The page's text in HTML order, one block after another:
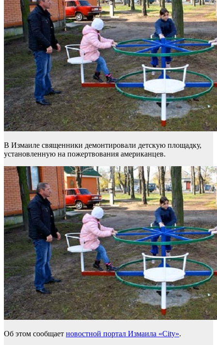
В Измаиле священники демонтировали детскую площадку,
установленную на пожертвования американцев.
Об этом сообщает новостной портал Измаила «City».